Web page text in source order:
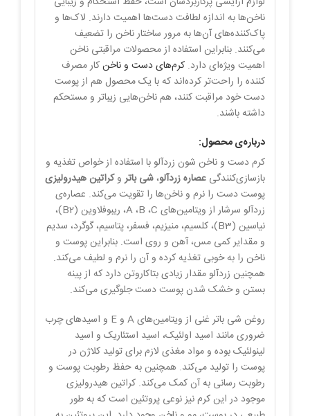
ناخن‌ها به اندازه لطافت دست‌ها اهمیت دارند. لاک‌ها و
پاک‌کننده‌های آن‌ها به مرور ساختار ناخن را تضعیف
می‌کنند. بنابراین استفاده از محصولات مراقبتی ناخن
اهمیت ویژه‌ای دارد. کرم‌های دست و ناخنکار مصرف
کننده را راحت‌تر کرده‌اند که با یک محصول هم از پوست
دست خود مراقبت کنند، هم ناخن‌هایی زیباتر و مستحکم
داشته باشند.
درباره‌ی محصول:
کرم دست و ناخن شون زردآلو با استفاده از خواص تغذیه و
بازسازی‌کنندگی عصاره زردآلو، شی باتروکراتین هیدرولیزی
پوست دست‌ را نرم و ناخن‌ها را تقویت می‌کند. عصاره‌ی
زردآلو سرشار از ویتامین‌های A ،B ،C، ریبوفلاوین (B2)،
نیاسین (B3)، کلسیم، منیزیم، فسفر، پتاسیم، گوگرد، سدیم
و مقدایر کمی مس، آهن و روی است. بنابراین پوست و
ناخن را به خوبی تغذیه کرده و آن را نرم و لطیف می‌کند.
همچنین زردآلو مقدار زیادی بتاکاروتن دارد که از پینه
بستن و خشک شدن پوست دست جلوگیری می‌کند.
روغن شی باتر غنی از ویتامین‌های A و E و اسیدهای چرب
ضروری مانند اسید اولئیک، اسید استئاریک و اسید
لینولئیک بوده و مواد مغذی لازم برای تولید کلاژن در
پوست را تولید می‌کند. همچنین به حفظ رطوبت پوست و
رطوبت رسانی به آن کمک می‌کند. کراتین هیدرولیزی
موجود در این کرم نیز نوعی پروتئین است که به طور